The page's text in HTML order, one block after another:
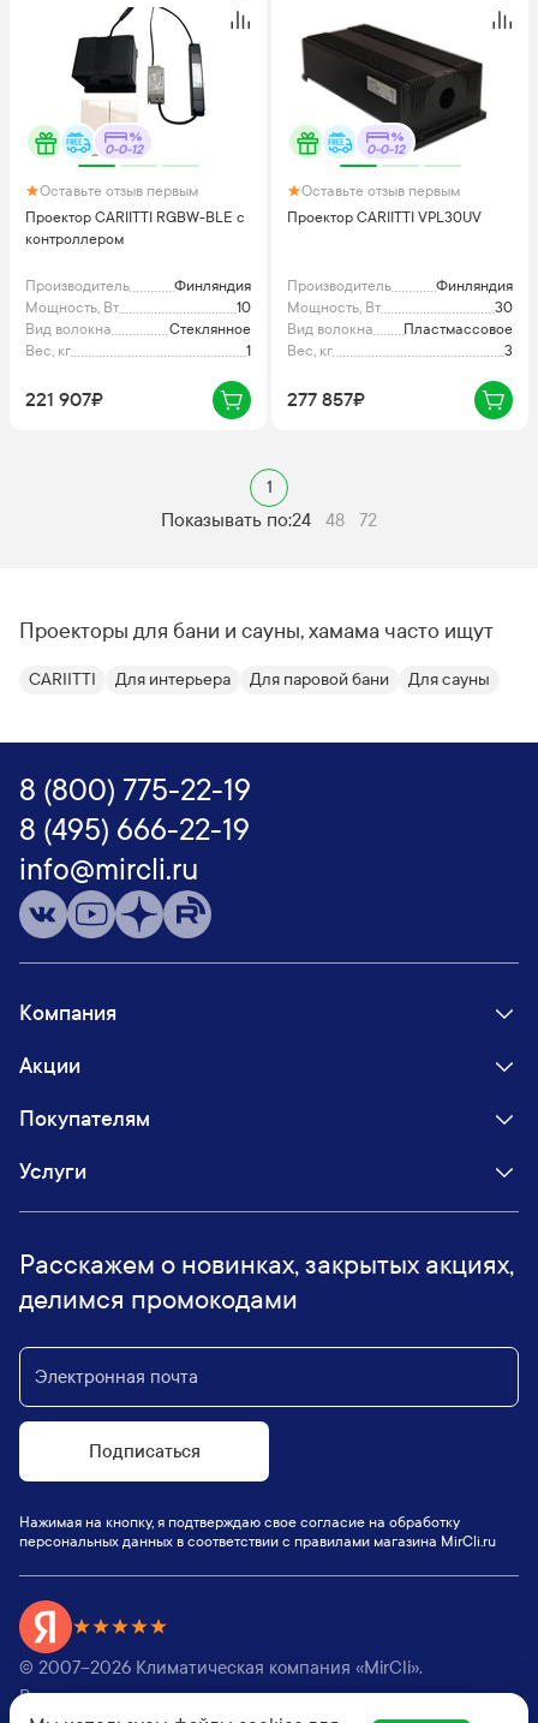
0-0-12
Оставьте отзыв первым
Проектор CARIITTI RGBW-BLE с
контроллером
Производитель
Финляндия
Мощность, Вт
10
Вид волокна
Стеклянное
Вес, кг
1
221 907₽
0-0-12
Оставьте отзыв первым
Проектор CARIITTI VPL30UV
Производитель
Финляндия
Мощность, Вт
30
Вид волокна
Пластмассовое
Вес, кг
3
277 857₽
1
Показывать по:24 48 72
Проекторы для бани и сауны, хамама часто ищут
CARIITTI Для интерьера Для паровой бани Для сауны
8 (800) 775-22-19
8 (495) 666-22-19
info@mircli.ru
Компания
Акции
Покупателям
Услуги
Расскажем о новинках, закрытых акциях,
делимся промокодами
Подписаться
Нажимая на кнопку, я подтверждаю свое согласие на обработку
персональных данных в соответствии с правилами магазина MirCli.ru
© 2007–2026 Климатическая компания «MirCli».
Все права защищены,